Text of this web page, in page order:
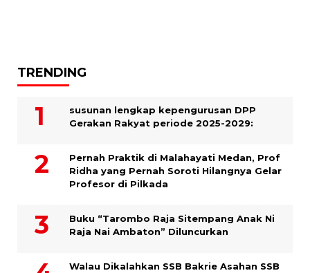
TRENDING
susunan lengkap kepengurusan DPP
Gerakan Rakyat periode 2025-2029:
Pernah Praktik di Malahayati Medan, Prof
Ridha yang Pernah Soroti Hilangnya Gelar
Profesor di Pilkada
Buku “Tarombo Raja Sitempang Anak Ni
Raja Nai Ambaton” Diluncurkan
Walau Dikalahkan SSB Bakrie Asahan SSB